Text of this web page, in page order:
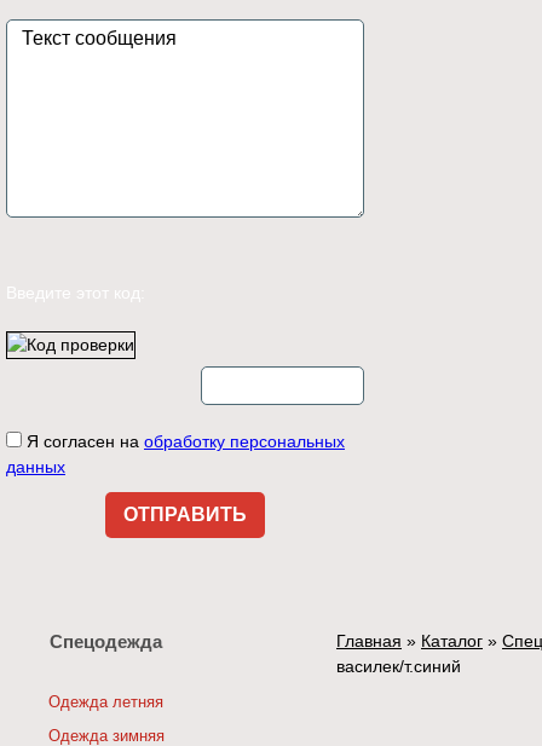
Введите этот код:
Я согласен на обработку персональных
данных
Спецодежда
Одежда летняя
Одежда зимняя
Главная » Каталог »
василек/т.синий